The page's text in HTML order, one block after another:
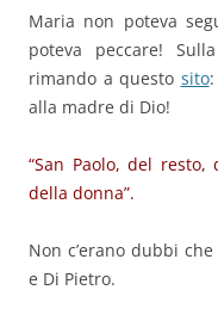
Maria non poteva
poteva peccare!
rimando a questo sito:
alla madre di Dio!
“San Paolo, del
della donna”.
Non c’erano dubbi
e Di Pietro.